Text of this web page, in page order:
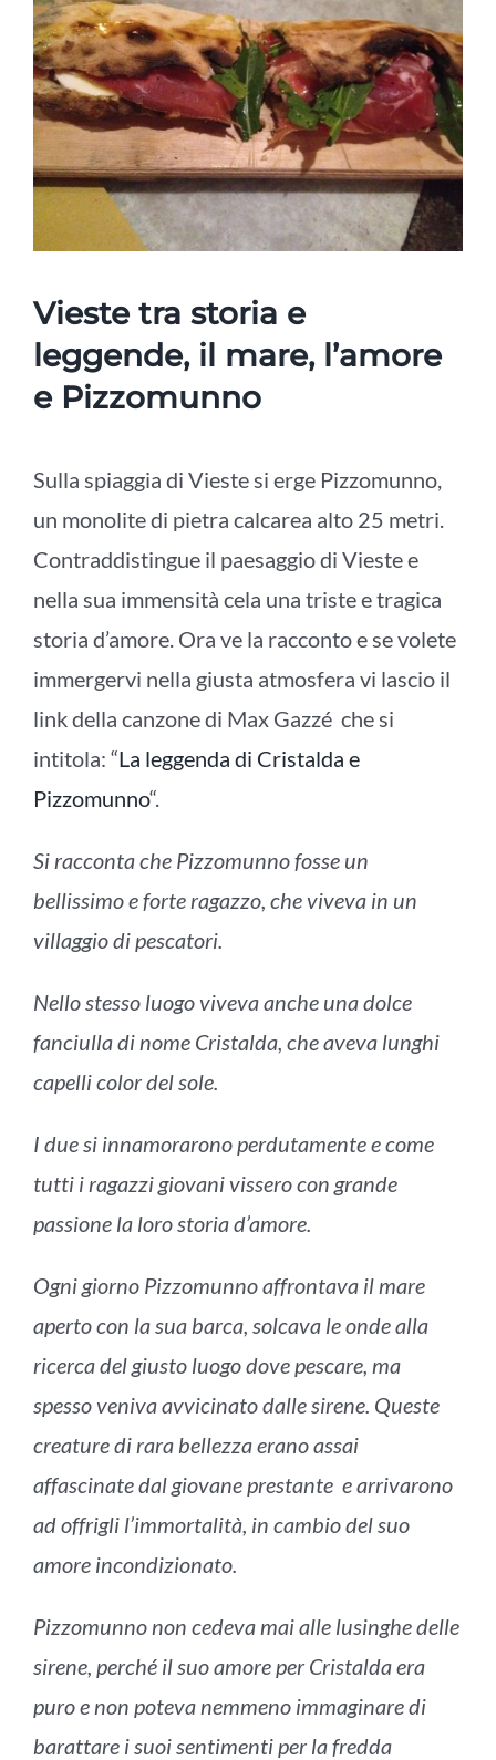
Vieste tra storia e
leggende, il mare, l’amore
e Pizzomunno
Sulla spiaggia di Vieste si erge Pizzomunno,
un monolite di pietra calcarea alto 25 metri.
Contraddistingue il paesaggio di Vieste e
nella sua immensità cela una triste e tragica
storia d’amore. Ora ve la racconto e se volete
immergervi nella giusta atmosfera vi lascio il
link della canzone di Max Gazzé che si
intitola: “La leggenda di Cristalda e
Pizzomunno“.
Si racconta che Pizzomunno fosse un
bellissimo e forte ragazzo, che viveva in un
villaggio di pescatori.
Nello stesso luogo viveva anche una dolce
fanciulladi nome Cristalda, che aveva lunghi
capelli color del sole.
I due si innamorarono perdutamente e come
tutti i ragazzi giovani vissero con grande
passione la loro storia d’amore.
Ogni giorno Pizzomunno affrontava il mare
aperto con la sua barca, solcava le onde alla
ricerca del giusto luogo dove pescare, ma
spesso veniva avvicinato dalle sirene. Queste
creature di rara bellezza erano assai
affascinate dal giovane prestante earrivarono
ad offrigli l’immortalità, in cambio del suo
amore incondizionato.
Pizzomunno non cedeva mai alle lusinghe delle
sirene, perché il suo amore per Cristalda era
puro e non poteva nemmeno immaginare di
barattare i suoi sentimenti per la fredda